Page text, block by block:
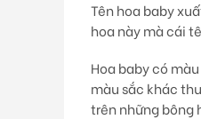
Tên hoa baby
hoa này mà cái
Hoa baby có
màu sắc khác
trên những bông